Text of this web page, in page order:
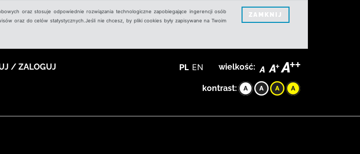
oraz stosuje odpowiednie rozwiązania technologiczne zapobiegające ingerencji osób
oraz do celów statystycznych.Jeśli nie chcesz, by pliki cookies były zapisywane na Twoim
ZAMKNIJ
/ ZALOGUJ PL EN wielkość:
kontrast: